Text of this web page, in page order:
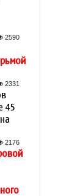
о
58-
2590
2331
45
2176